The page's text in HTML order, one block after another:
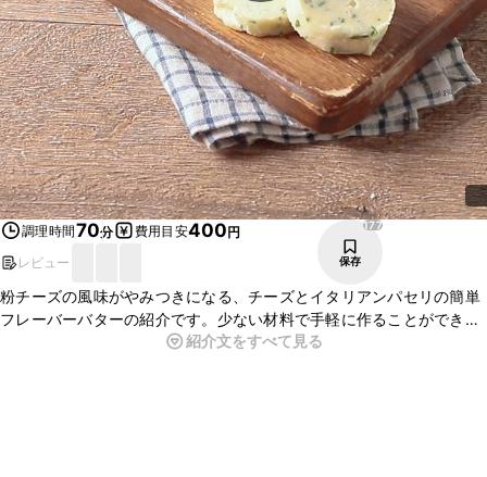
調理時間70分 費用目安400円
レビュー
177
保存
粉チーズの風味がやみつきになる、チーズとイタリアンパセリの簡単
フレーバーバターの紹介です。少ない材料で手軽に作ることができる
のでパンに塗ったり、料理に使ったりなどにも、ぜひ作ってみてはい
紹介文をすべて見る